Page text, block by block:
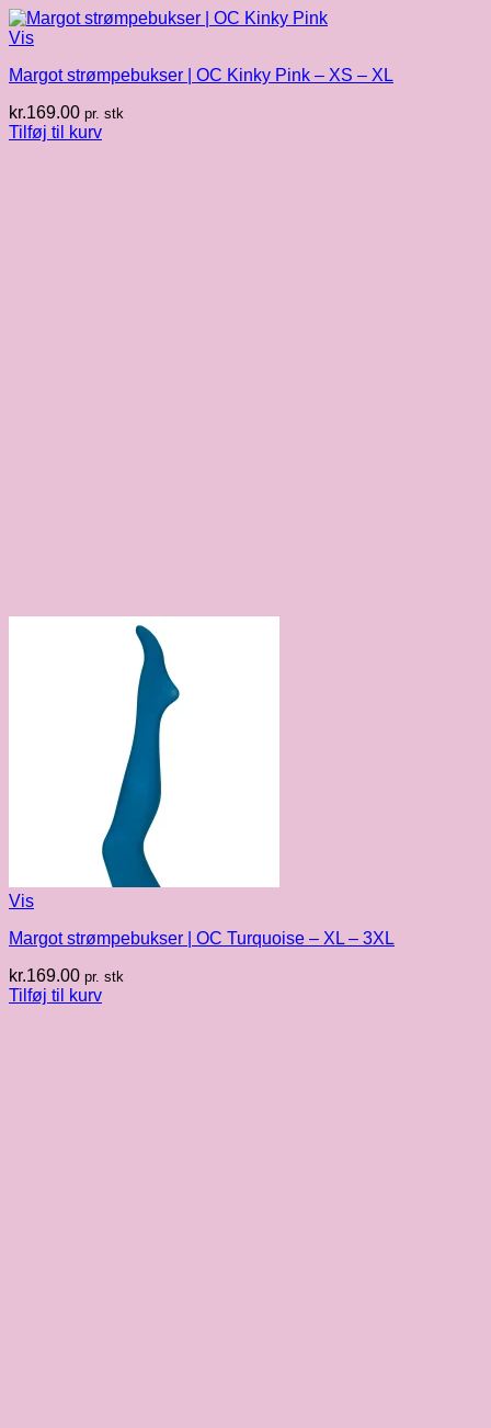
Vis
Margot strømpebukser | OC Kinky Pink – XS – XL
kr.169.00 pr. stk
Tilføj til kurv
Vis
Margot strømpebukser | OC Turquoise – XL – 3XL
kr.169.00 pr. stk
Tilføj til kurv